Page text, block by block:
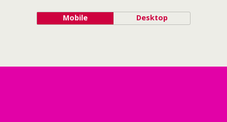
Mobile Desktop